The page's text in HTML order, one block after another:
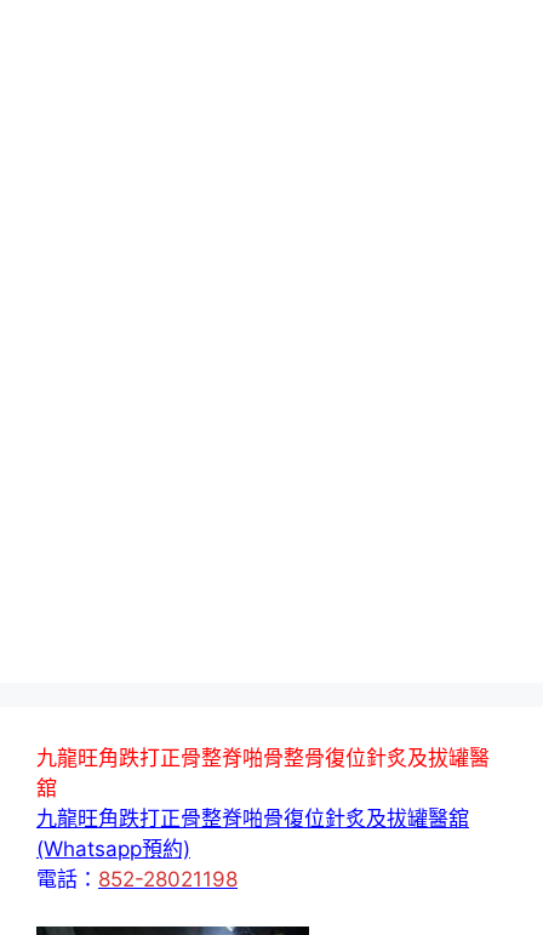
九龍旺角跌打正骨整脊啪骨整骨復位針炙及拔罐醫
舘
九龍旺角跌打正骨整脊啪骨復位針炙及拔罐醫舘
(Whatsapp預約)
電話： 852-28021198